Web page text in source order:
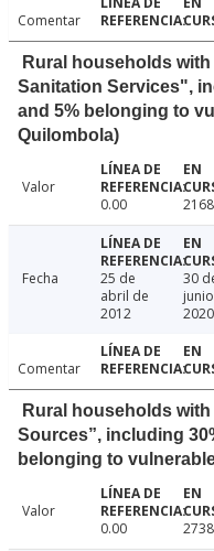
Comentar
Rural households
Sanitation Services",
and 5% belonging to
Quilombola)
Valor
0.00
Fecha
25 de
abril de
2012
30
2020
Comentar
Rural households
Sources”, including
belonging to
Valor
0.00